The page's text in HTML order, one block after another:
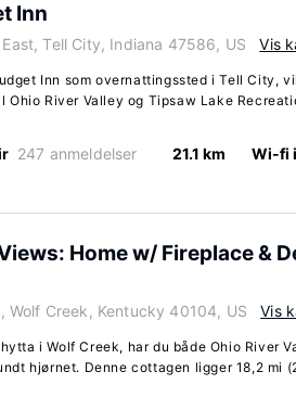
Inn
Tell City, Indiana 47586, US Vis
Inn som overnattingssted i Tell City,
Ohio River Valley og Tipsaw Lake
247 anmeldelser 21.1 km Wi-fi
Home w/ Fireplace &
Wolf Creek, Kentucky 40104, US Vis
i Wolf Creek, har du både Ohio River
hjørnet. Denne cottagen ligger 18,2 mi